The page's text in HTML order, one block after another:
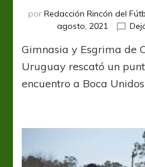
por Redacción Rincón del
agosto, 2021
Gimnasia y Esgrima de
Uruguay rescató un
encuentro a Boca